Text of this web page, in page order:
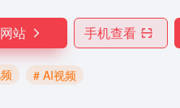
站 手机查看
# AI视频